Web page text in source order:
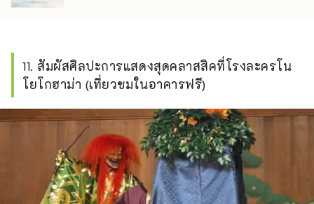
11. สัมผัสศิลปะการแสดงสุดคลาสสิคที่โรงละครโน
โยโกฮาม่า (เที่ยวชมในอาคารฟรี)